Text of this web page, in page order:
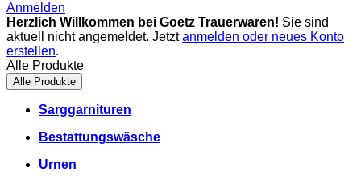
Anmelden
Herzlich Willkommen bei Goetz Trauerwaren! Sie sind
aktuell nicht angemeldet. Jetztanmelden oder neues Konto
erstellen.
Alle Produkte
Alle Produkte
Sarggarnituren
Bestattungswäsche
Urnen